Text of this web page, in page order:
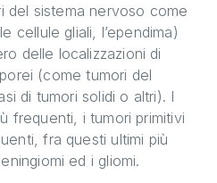
del sistema nervoso come
cellule gliali, l’ependima)
delle localizzazioni di
(come tumori del
di tumori solidi o altri). I
frequenti, i tumori primitivi
fra questi ultimi più
ed i gliomi.